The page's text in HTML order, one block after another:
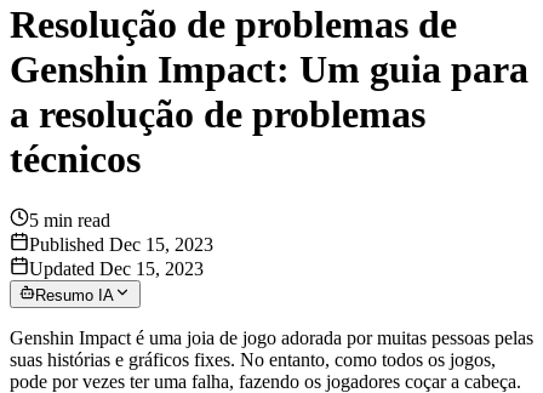
Resolução de problemas de
Genshin Impact: Um guia para
a resolução de problemas
técnicos
5 min read
Published Dec 15, 2023
Updated Dec 15, 2023
Resumo IA
Genshin Impact é uma joia de jogo adorada por muitas pessoas pelas
suas histórias e gráficos fixes. No entanto, como todos os jogos,
pode por vezes ter uma falha, fazendo os jogadores coçar a cabeça.